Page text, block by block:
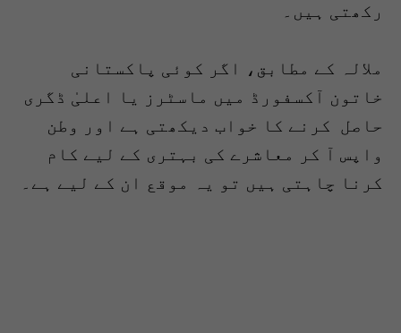
رکھتی ہیں۔
ملالہ کے مطابق، اگر کوئی پاکستانی
خاتون آکسفورڈ میں ماسٹرز یا اعلیٰ ڈگری
حاصل کرنے کا خواب دیکھتی ہے اور وطن
واپس آ کر معاشرے کی بہتری کے لیے کام
کرنا چاہتی ہیں تو یہ موقع ان کے لیے ہے۔